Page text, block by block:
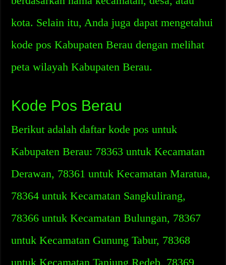
kota. Selain itu, Anda juga dapat mengetahui
kode pos Kabupaten Berau dengan melihat
peta wilayah Kabupaten Berau.
Kode Pos Berau
Berikut adalah daftar kode pos untuk
Kabupaten Berau: 78363 untuk Kecamatan
Derawan, 78361 untuk Kecamatan Maratua,
78364 untuk Kecamatan Sangkulirang,
78366 untuk Kecamatan Bulungan, 78367
untuk Kecamatan Gunung Tabur, 78368
untuk Kecamatan Tanjung Redeb, 78369